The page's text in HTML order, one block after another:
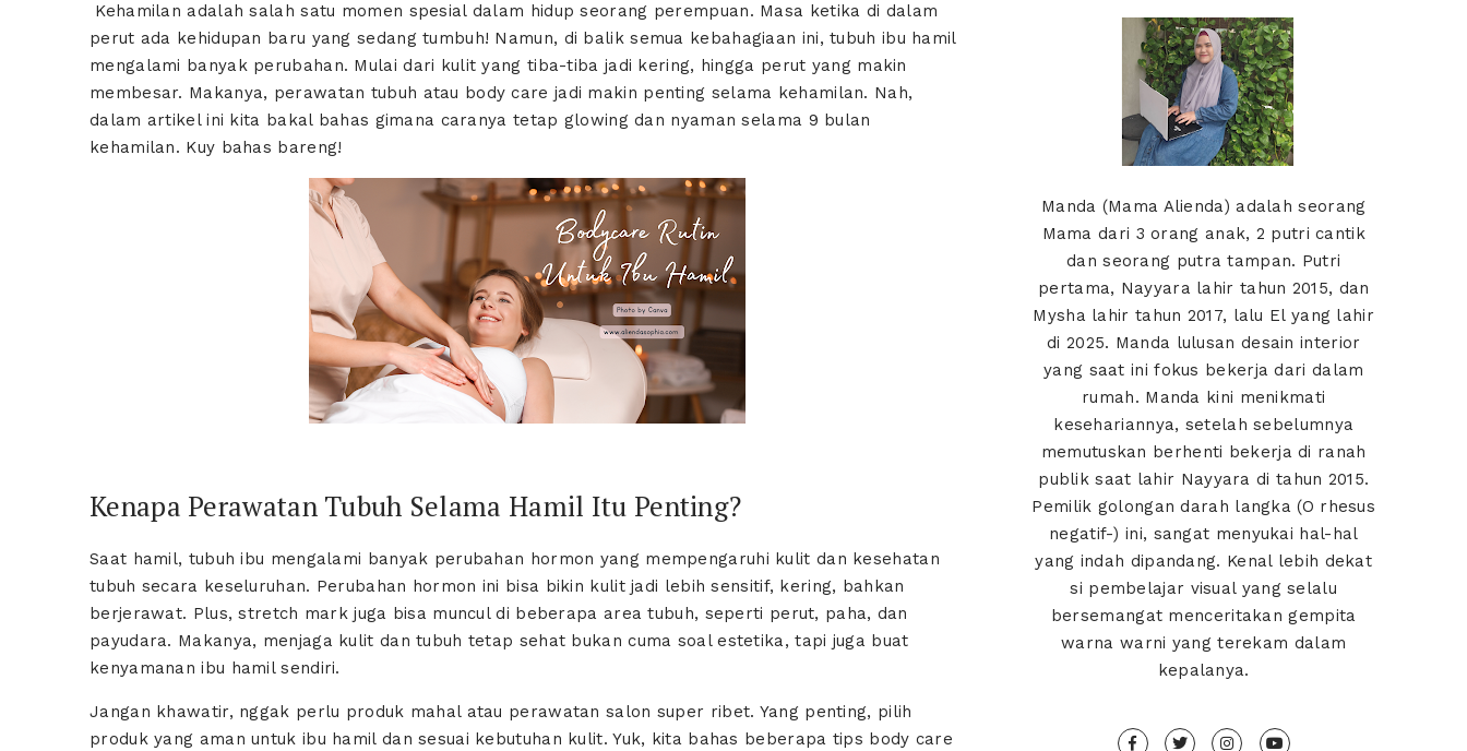
Kehamilan adalah salah satu momen spesial dalam hidup seorang perempuan. Masa ketika di dalam
perut ada kehidupan baru yang sedang tumbuh! Namun, di balik semua kebahagiaan ini, tubuh ibu hamil
mengalami banyak perubahan. Mulai dari kulit yang tiba-tiba jadi kering, hingga perut yang makin
membesar. Makanya, perawatan tubuh atau body care jadi makin penting selama kehamilan. Nah,
dalam artikel ini kita bakal bahas gimana caranya tetap glowing dan nyaman selama 9 bulan
kehamilan. Kuy bahas bareng!
Kenapa Perawatan Tubuh Selama Hamil Itu Penting?
Saat hamil, tubuh ibu mengalami banyak perubahan hormon yang mempengaruhi kulit dan kesehatan
tubuh secara keseluruhan. Perubahan hormon ini bisa bikin kulit jadi lebih sensitif, kering, bahkan
berjerawat. Plus, stretch mark juga bisa muncul di beberapa area tubuh, seperti perut, paha, dan
payudara. Makanya, menjaga kulit dan tubuh tetap sehat bukan cuma soal estetika, tapi juga buat
kenyamanan ibu hamil sendiri.
Jangan khawatir, nggak perlu produk mahal atau perawatan salon super ribet. Yang penting, pilih
produk yang aman untuk ibu hamil dan sesuai kebutuhan kulit. Yuk, kita bahas beberapa tips body care
Manda (Mama Alienda) adalah seorang
Mama dari 3 orang anak, 2 putri cantik
dan seorang putra tampan. Putri
pertama, Nayyara lahir tahun 2015, dan
Mysha lahir tahun 2017, lalu El yang lahir
di 2025. Manda lulusan desain interior
yang saat ini fokus bekerja dari dalam
rumah. Manda kini menikmati
kesehariannya, setelah sebelumnya
memutuskan berhenti bekerja di ranah
publik saat lahir Nayyara di tahun 2015.
Pemilik golongan darah langka (O rhesus
negatif-) ini, sangat menyukai hal-hal
yang indah dipandang. Kenal lebih dekat
si pembelajar visual yang selalu
bersemangat menceritakan gempita
warna warni yang terekam dalam
kepalanya.